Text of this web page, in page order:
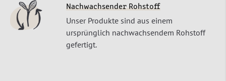
Nachwachsender Rohstoff
Unser Produkte sind aus einem
ursprünglich nachwachsendem Rohstoff
gefertigt.